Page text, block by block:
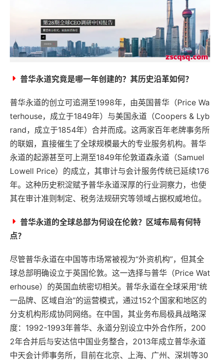
普华永道究竟是哪一年创建的？其历史沿革如何？
普华永道的创立可追溯至1998年，由英国普华（Price Wa
terhouse，成立于1849年）与美国永道（Coopers & Lyb
rand，成立于1854年）合并而成。这两家百年老牌事务所
的联姻，直接催生了全球规模最大的专业服务机构。普华
永道的起源甚至可上溯至1849年伦敦道森永道（Samuel
Lowell Price）的成立，其审计与会计服务传统已延续176
年。这种历史积淀赋予普华永道深厚的行业洞察力，也使
其在审计准则制定、税务法规研究等领域占据权威地位。
普华永道的全球总部为何设在伦敦？区域布局有何特
点？
尽管普华永道在中国等市场常被视为“外资机构”，但其全
球总部明确设立于英国伦敦。这一选择与普华（Price Wat
erhouse）的英国血统密切相关。普华永道在全球采用“统
一品牌、区域自治”的运营模式，通过152个国家和地区的
分支机构形成协同网络。在中国，其业务布局极具战略深
度：1992-1993年普华、永道分别设立中外合作所，200
2年合并后与安达信中国业务整合，2013年成立普华永道
中天会计师事务所，目前在北京、上海、广州、深圳等30